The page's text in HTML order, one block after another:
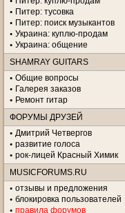
Питер: тусовка
Питер: поиск музыкантов
Украина: куплю-продам
Украина: общение
SHAMRAY GUITARS
Общие вопросы
Галерея заказов
Ремонт гитар
ФОРУМЫ ДРУЗЕЙ
Дмитрий Четвергов
развитие голоса
рок-лицей Красный Химик
MUSICFORUMS.RU
отзывы и предложения
блокировка пользователей
правила форумов